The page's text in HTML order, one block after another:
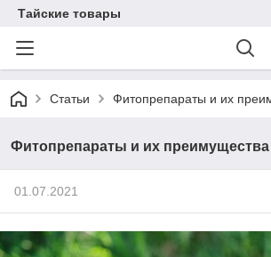
Тайские товары
Статьи Фитопрепараты и их
Фитопрепараты и их преимущества
01.07.2021